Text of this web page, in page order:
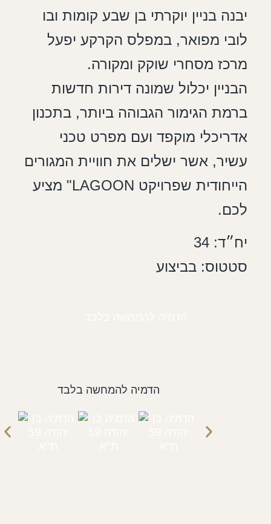
יבנה בניין יוקרתי בן שבע קומות ובו
לובי מפואר, במפלס הקרקע יפעל
מרכז מסחרי שוקק ומקורה.
הבניין יכלול שמונה דירות חדשות
ברמת הגימור הגבוהה ביותר, בתכנון
אדריכלי מוקפד ועם מפרט טכני
עשיר, אשר ישלים את חוויית המגורים
הייחודית שפרויקט LAGOON" מציע
לכם.
יח״ד: 34
סטטוס: בביצוע
הדמיה להמחשה בלבד